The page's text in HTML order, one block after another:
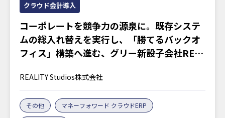
クラウド会計導入
コーポレートを競争力の源泉に。既存システ
ムの総入れ替えを実行し、「勝てるバックオ
フィス」構築へ進む、グリー新設子会社REA
REALITY Studios株式会社
その他 マネーフォワード クラウドERP